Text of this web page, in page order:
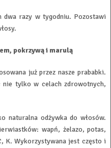
dwa razy w tygodniu. Pozostawi
pokrzywą i marulą
już przez nasze prababki.
nie tylko w celach zdrowotnych,
naturalna odżywka do włosów.
wapń, żelazo, potas,
K. Wykorzystywana jest często i